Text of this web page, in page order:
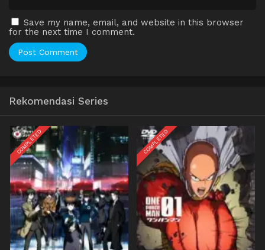
Save my name, email, and website in this browser
for the next time I comment.
Rekomendasi Series
COMPLETED COMPLETED